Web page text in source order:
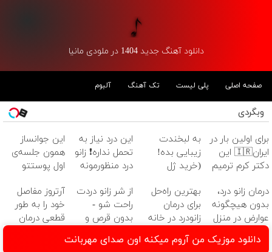
دانلود آهنگ جدید 1404 در ملودی مانیا
صفحه اصلی پلی لیست تک آهنگ آلبوم
وبگردی
برای اولین بار در
ایران🇮🇷 این
دکتر کرم ترمیم
ساخت!
به لبخندت
زیبایی بده!
(خرید ژل
دندان
با40%تخفیف)
این درد نیاز به
تحمل نداره❗ زانو
درد منظورمونه
این جوانساز
همون جلسه‌ی
اول پوستتو
✨ 2سال
ماندگاری داره
درمان زانو درد،
بدون هیچگونه
عوارض در منزل
(◂پرسش‌نامه)
بهترین راه‌حل
برای درمان
زانودرد در خانه
از شر زانو دردت
راحت شو -
بدون قرص و
آرتروز مفاصل
خود را به طور
قطعی درمان
◂پرسش‌نامه▸دانلود موزیک من آروم میکنه اون صدای مهربانت